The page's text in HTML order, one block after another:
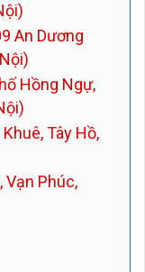
An Dương
Hồng Ngự,
Tây Hồ,
Vạn Phúc,